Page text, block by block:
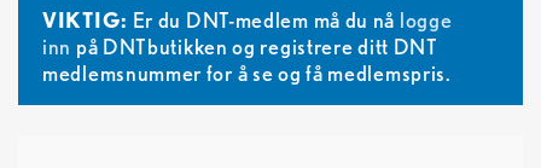
VIKTIG: Er du DNT-medlem må du nå logge
inn på DNTbutikken og registrere ditt DNT
medlemsnummer for å se og få medlemspris.